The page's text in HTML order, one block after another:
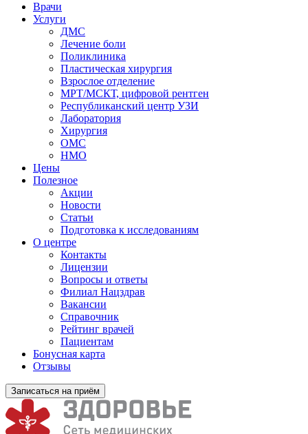
Врачи
Услуги
ДМС
Лечение боли
Поликлиника
Пластическая хирургия
Взрослое отделение
МРТ/МСКТ, цифровой рентген
Республиканский центр УЗИ
Лаборатория
Хирургия
ОМС
НМО
Цены
Полезное
Акции
Новости
Статьи
Подготовка к исследованиям
О центре
Контакты
Лицензии
Вопросы и ответы
Филиал Нацздрав
Вакансии
Справочник
Рейтинг врачей
Пациентам
Бонусная карта
Отзывы
Записаться на приём